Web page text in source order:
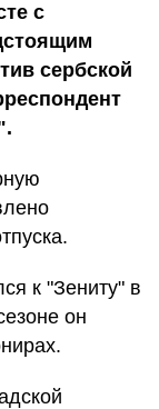
с
сербской
к "Зениту" в
он